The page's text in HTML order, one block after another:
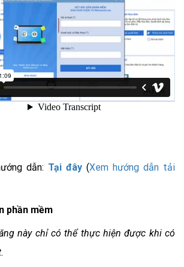
dẫn: Tại đây (Xem hướng dẫn tải
phần mềm
này chỉ có thể thực hiện được khi có